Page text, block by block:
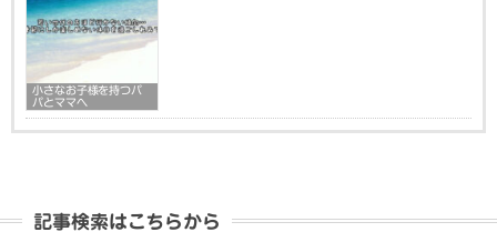
小さなお子様を持つパ
パとママへ
記事検索はこちらから